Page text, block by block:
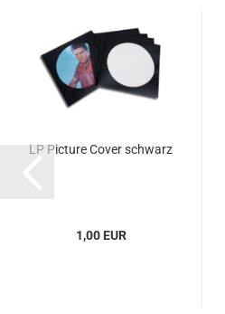
LP Picture Cover schwarz
1,00 EUR